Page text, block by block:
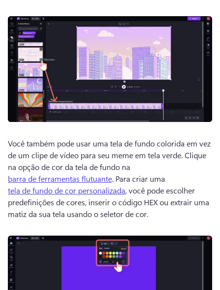
Você também pode usar uma tela de fundo colorida em vez
de um clipe de vídeo para seu meme em tela verde. Clique
na opção de cor da tela de fundo na
barra de ferramentas flutuante. Para criar uma
tela de fundo de cor personalizada, você pode escolher
predefinições de cores, inserir o código HEX ou extrair uma
matiz da sua tela usando o seletor de cor.